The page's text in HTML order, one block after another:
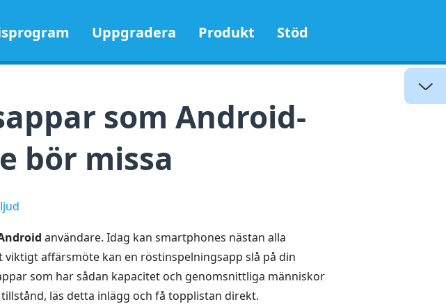
Uppgradera Produkt Stöd
som Android-
bör missa
användare. Idag kan smartphones nästan alla
affärsmöte kan en röstinspelningsapp slå på din
som har sådan kapacitet och genomsnittliga människor
läs detta inlägg och få topplistan direkt.